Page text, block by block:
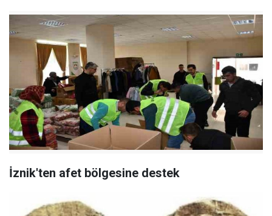
İznik'ten afet bölgesine destek